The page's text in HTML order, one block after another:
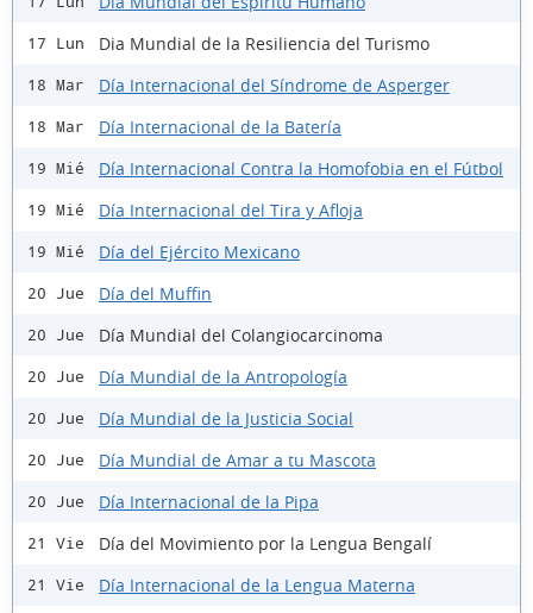
17 Lun Dia Mundial de la Resiliencia del Turismo
18 Mar Día Internacional del Síndrome de Asperger
18 Mar Día Internacional de la Batería
19 Mié Día Internacional Contra la Homofobia en el Fútbol
19 Mié Día Internacional del Tira y Afloja
19 Mié Día del Ejército Mexicano
20 Jue Día del Muffin
20 Jue Día Mundial del Colangiocarcinoma
20 Jue Día Mundial de la Antropología
20 Jue Día Mundial de la Justicia Social
20 Jue Día Mundial de Amar a tu Mascota
20 Jue Día Internacional de la Pipa
21 Vie Día del Movimiento por la Lengua Bengalí
21 Vie Día Internacional de la Lengua Materna